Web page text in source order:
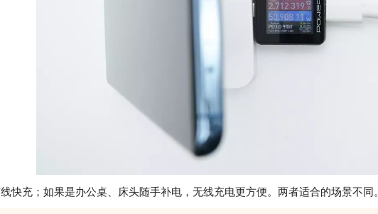
充；如果是办公桌、床头随手补电，无线充电更方便。两者适合的场景不同。